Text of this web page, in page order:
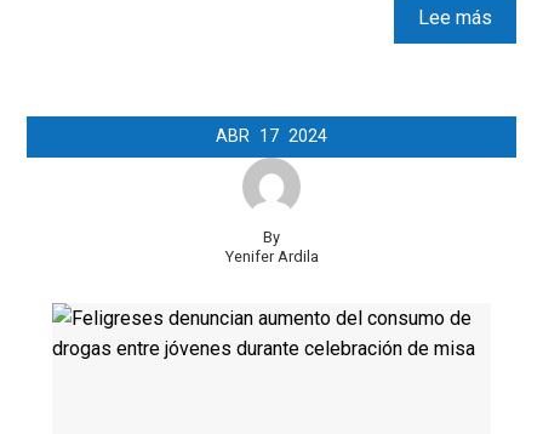
Lee más
ABR 17 2024
By
Yenifer Ardila